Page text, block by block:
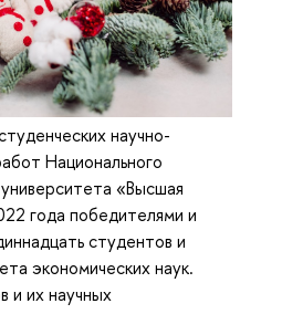
научно-
Национального
«Высшая
года победителями и
студентов и
экономических наук.
и их научных